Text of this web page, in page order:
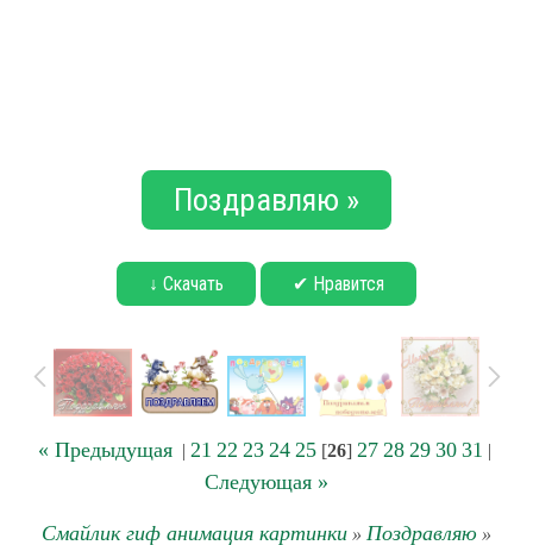
Поздравляю »
↓ Скачать ✔ Нравится
« Предыдущая| 21 22 23 24 25[26] 27 28 29 30 31 |
Следующая »
Смайлик гиф анимация картинки » Поздравляю »